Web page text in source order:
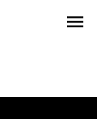
menu